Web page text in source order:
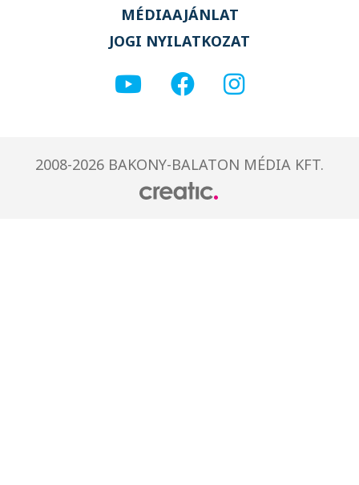
MÉDIAAJÁNLAT
JOGI NYILATKOZAT
2008-2026 BAKONY-BALATON MÉDIA KFT.